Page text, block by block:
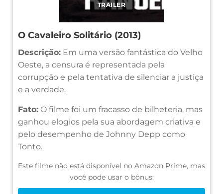
TRAILER
O Cavaleiro Solitário (2013)
Descrição: Em uma versão fantástica do Velho
Oeste, a censura é representada pela
corrupção e pela tentativa de silenciar a justiça
e a verdade.
Fato: O filme foi um fracasso de bilheteria, mas
ganhou elogios pela sua abordagem criativa e
pelo desempenho de Johnny Depp como
Tonto.
Este filme não está disponível no Amazon Prime, mas
você pode usar o bônus: